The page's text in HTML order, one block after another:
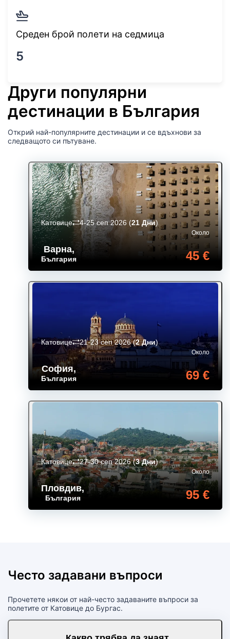
Среден брой полети на седмица
5
Други популярни
дестинации в България
Открий най-популярните дестинации и се вдъхнови за
следващото си пътуване.
Варна,
България
Около
45 €
Катовице 4-25 сеп 2026 (21 Дни)
София,
България
Около
69 €
Катовице 21-23 сеп 2026(2 Дни)
Пловдив,
България
Около
95 €
Катовице 27-30 сеп 2026(3 Дни)
Често задавани въпроси
Прочетете някои от най-често задаваните въпроси за
полетите от Катовице до Бургас.